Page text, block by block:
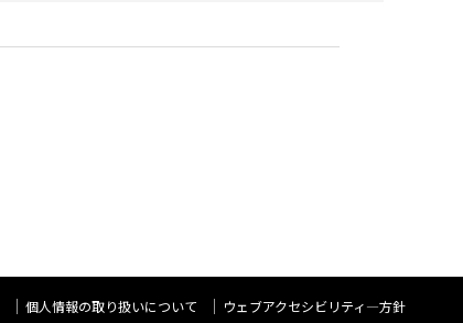
個人情報の取り扱いについて ウェブアクセシビリティ―方針